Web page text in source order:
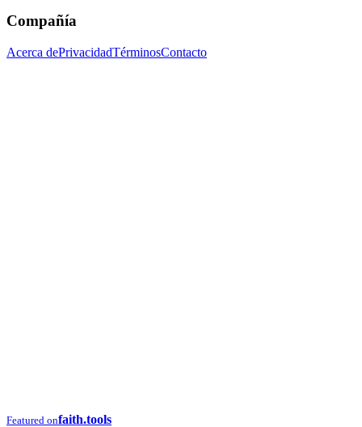
Compañía
Acerca dePrivacidadTérminosContacto
Featured onfaith.tools